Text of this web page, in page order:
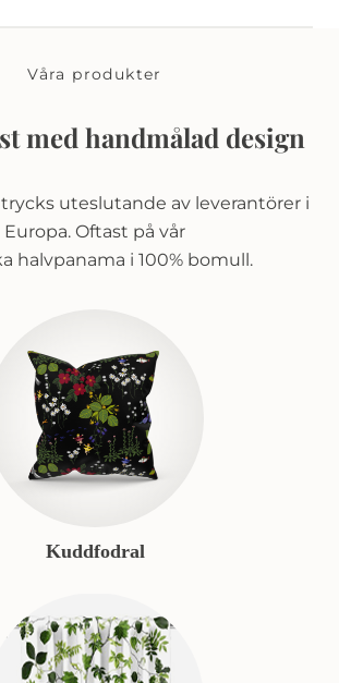
Våra produkter
med handmålad design
uteslutande av leverantörer i
Europa. Oftast på vår
halvpanama i 100% bomull.
Kuddfodral